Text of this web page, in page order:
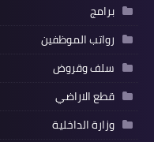
برامج
رواتب الموظفين
سلف وقروض
قطع الاراضي
وزارة الداخلية